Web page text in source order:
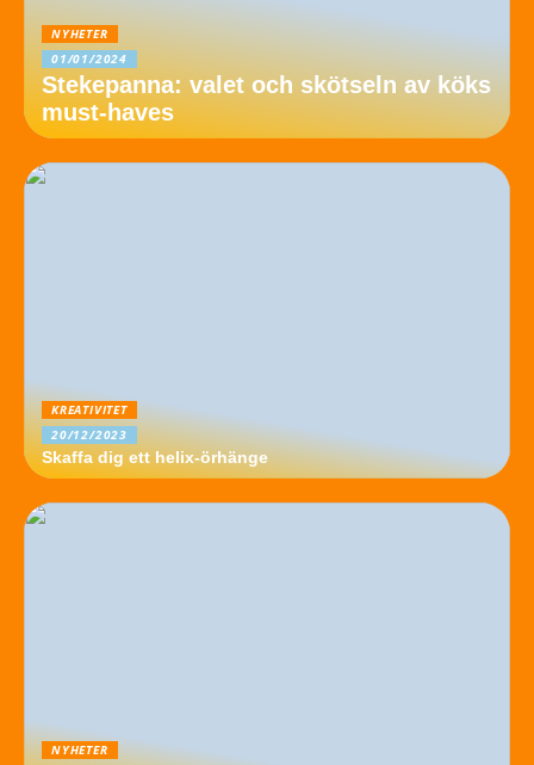
NYHETER
01/01/2024
Stekepanna: valet och skötseln av köks
must-haves
KREATIVITET
20/12/2023
Skaffa dig ett helix-örhänge
NYHETER